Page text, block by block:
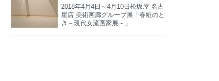
2018年4月4日～4月10日松坂屋 名古
屋店 美術画廊グループ展「春粧のと
き～現代女流画家展～」